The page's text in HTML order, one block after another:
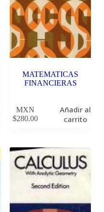
MATEMATICAS
FINANCIERAS
MXN
$280.00
Añadir al
carrito